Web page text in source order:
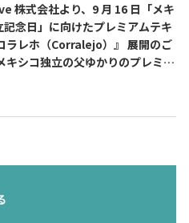
株式会社より、9 月 16 日「メキ
記念日」に向けたプレミアムテキ
ラレホ（Corralejo）』 展開のご
キシコ独立の父ゆかりのプレミア